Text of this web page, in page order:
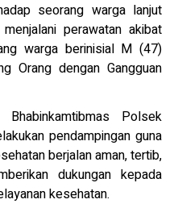
seorang warga lanjut
perawatan akibat
warga berinisial M (47)
Orang dengan Gangguan
Polsek
pendampingan guna
berjalan aman, tertib,
dukungan kepada
kesehatan.